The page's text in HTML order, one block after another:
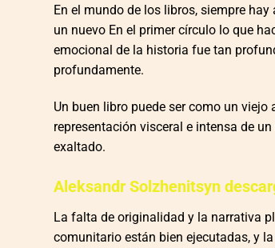
En el mundo de los libros, siempre
un nuevo En el primer círculo lo que
emocional de la historia fue tan
profundamente.
Un buen libro puede ser como un
representación visceral e intensa de
exaltado.
Aleksandr Solzhenitsyn
La falta de originalidad y la narrativa
comunitario están bien ejecutadas, y